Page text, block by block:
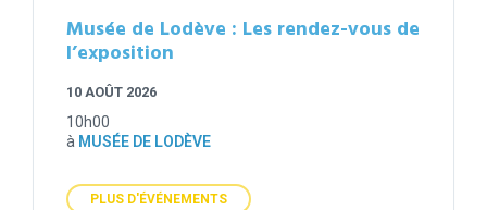
Musée de Lodève : Les rendez-vous de
l’exposition
10 AOÛT 2026
10h00
à MUSÉE DE LODÈVE
PLUS D'ÉVÉNEMENTS